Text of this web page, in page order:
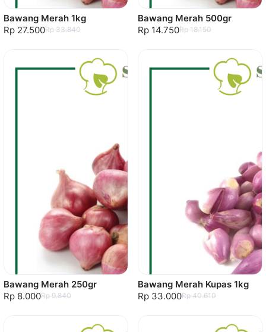
Bawang Merah 1kg
Rp 27.500Rp 33.840
Bawang Merah 500gr
Rp 14.750Rp 18.150
Bawang Merah 250gr
Rp 8.000Rp 9.840
Bawang Merah Kupas 1kg
Rp 33.000Rp 40.610